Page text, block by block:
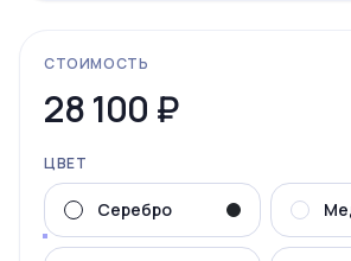
СТОИМОСТЬ
28 100 ₽
ЦВЕТ
Серебро